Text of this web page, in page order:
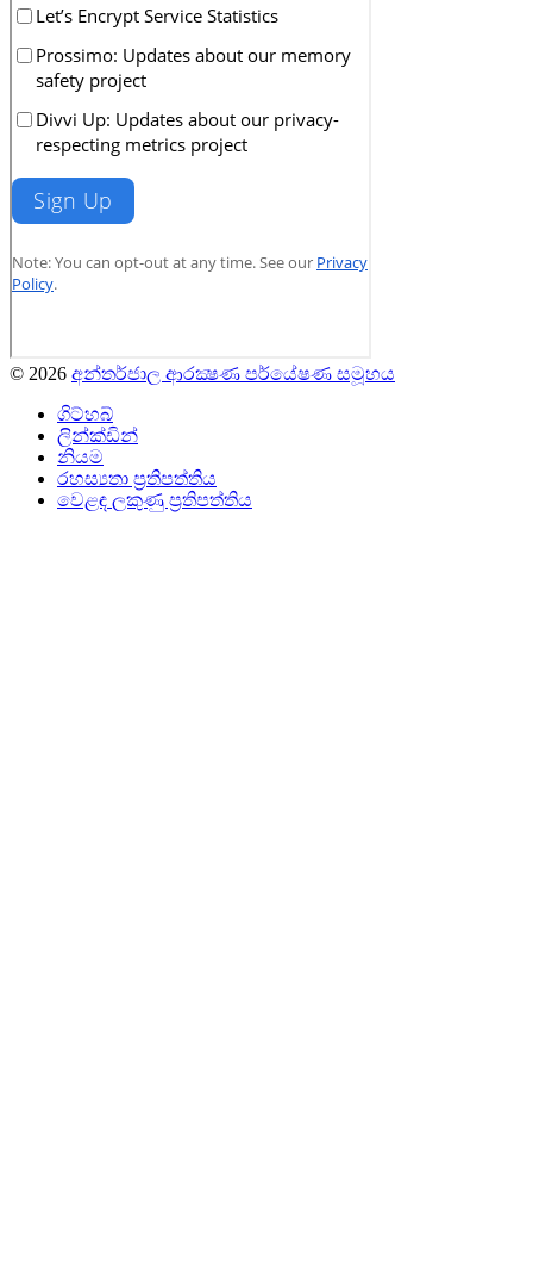
© 2026 අන්තර්ජාල ආරක්‍ෂණ පර්යේෂණ සමූහය
ගිට්හබ්
ලින්ක්ඩින්
නියම
රහස්‍යතා ප්‍රතිපත්තිය
වෙළඳ ලකුණු ප්‍රතිපත්තිය